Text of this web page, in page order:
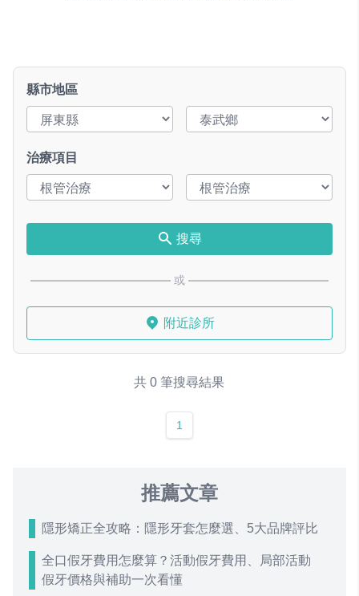
縣市地區
治療項目
搜尋
或
附近診所
共 0 筆搜尋結果
1
推薦文章
隱形矯正全攻略：隱形牙套怎麼選、5大品牌評比
全口假牙費用怎麼算？活動假牙費用、局部活動
假牙價格與補助一次看懂